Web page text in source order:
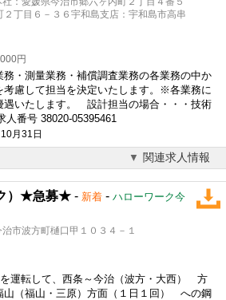
２丁目６－３６宇和島支店：宇和島市高串
円
務・測量業務・補償調査業務の各業務の中か
考慮して担当を決定いたします。※各業務に
遇いたします。 設計担当の場合・・・技術
番号 38020-05395461
月31日
関連求人情報
）★急募★ - 新着 - ハローワーク今
市波方町樋口甲１０３４－１
運転して、西条～今治（波方・大西） 方
山（福山・三原）方面（１日１回） への鋼